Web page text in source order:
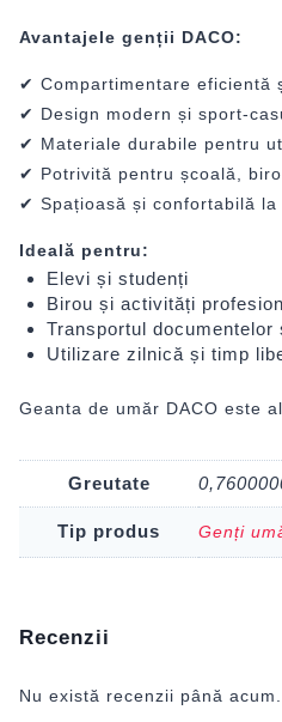
Avantajele genții DACO:
✔ Compartimentare eficientă
✔ Design modern și sport-
✔ Materiale durabile pentru
✔ Potrivită pentru școală,
✔ Spațioasă și confortabilă la
Ideală pentru:
Elevi și studenți
Birou și activități
Transportul
Utilizare zilnică și timp
Geanta de umăr DACO este
Greutate
Tip produs Genți
Recenzii
Nu există recenzii până acum.